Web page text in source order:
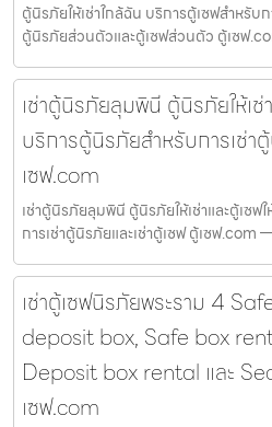
ตู้นิรภัยให้เช่าใกล้ฉัน บริการตู้เซฟสำหรับ
ตู้นิรภัยส่วนตัวและตู้เซฟส่วนตัว ตู้เซฟ
เช่าตู้นิรภัยลุมพินี ตู้นิรภัยให้เช่
บริการตู้นิรภัยสำหรับการเช่า
เซฟ.com
เช่าตู้นิรภัยลุมพินี ตู้นิรภัยให้เช่าและตู้เซฟ
การเช่าตู้นิรภัยและเช่าตู้เซฟ ตู้เซฟ.com
เช่าตู้เซฟนิรภัยพระราม 4
deposit box, Safe box
Deposit box rental และ
เซฟ.com